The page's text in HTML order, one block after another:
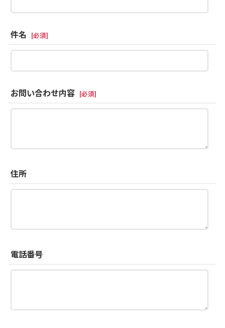
件名 [必須]
お問い合わせ内容 [必須]
住所
電話番号